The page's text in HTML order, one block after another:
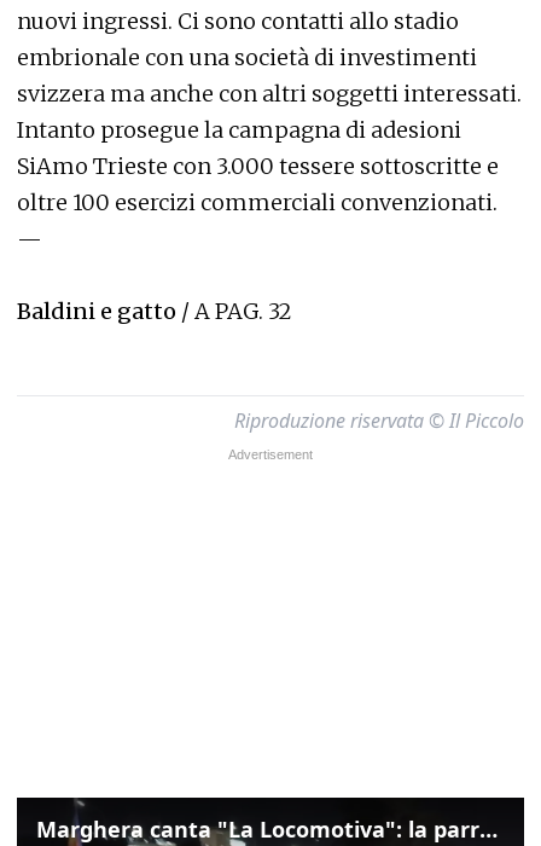
nuovi ingressi. Ci sono contatti allo stadio
embrionale con una società di investimenti
svizzera ma anche con altri soggetti interessati.
Intanto prosegue la campagna di adesioni
SiAmo Trieste con 3.000 tessere sottoscritte e
oltre 100 esercizi commerciali convenzionati.
—
Baldini e gatto / A PAG. 32
Riproduzione riservata © Il Piccolo
Marghera canta "La Locomotiva": la parrocchia della Cita ricorda Guccini